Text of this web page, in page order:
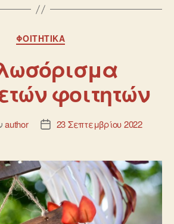
ΦΟΙΤΗΤΙΚΆ
φοιτητών
author 23 Σεπτεμβρίου 2022